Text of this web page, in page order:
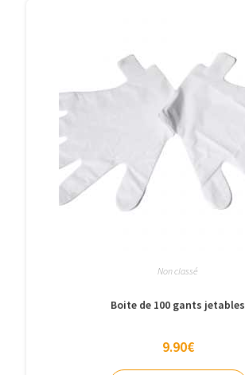
Non classé
Boite de 100 gants jetables
9.90€